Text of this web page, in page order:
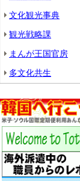
文化観光事典
観光戦略課
まんが王国官房
多文化共生